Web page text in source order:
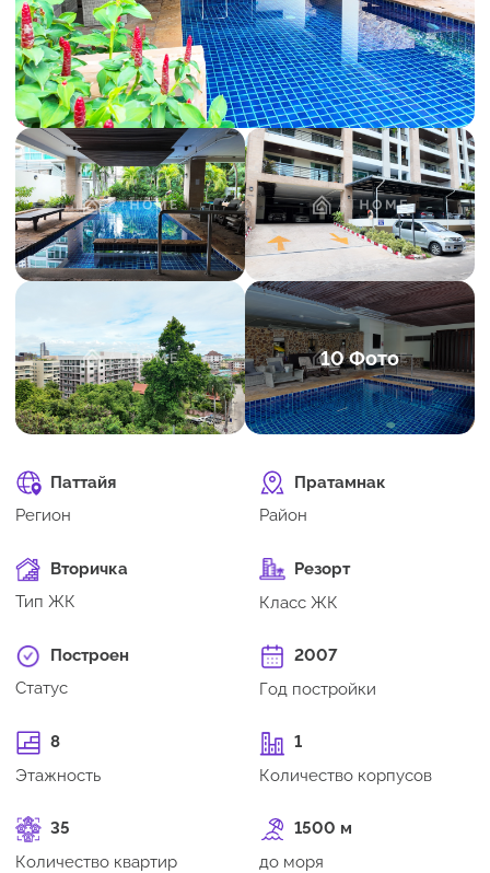
10 Фото
Паттайя
Регион
Пратамнак
Район
Вторичка
Тип ЖК
Резорт
Класс ЖК
Построен
Статус
2007
Год постройки
8
Этажность
1
Количество корпусов
35
Количество квартир
1500 м
до моря